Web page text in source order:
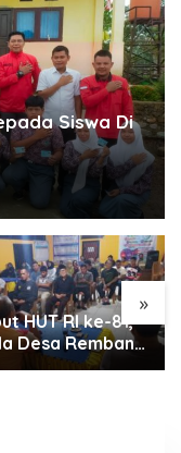
Siswa Di
»
HUT RI ke-81,
Desa Remban
Rapat Persiapan